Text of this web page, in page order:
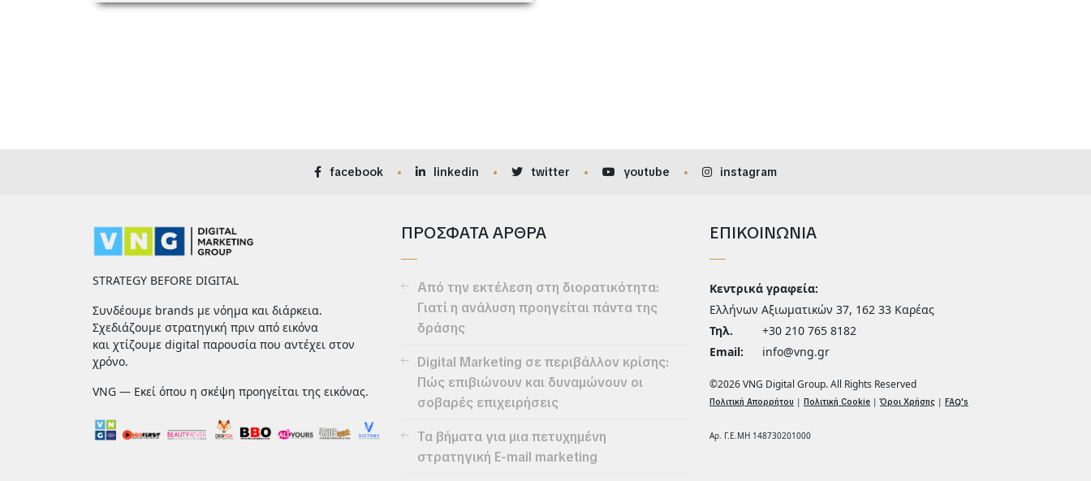
facebook linkedin twitter youtube instagram
STRATEGY BEFORE DIGITAL
Συνδέουμε brands με νόημα και διάρκεια.
Σχεδιάζουμε στρατηγική πριν από εικόνα
και χτίζουμε digital παρουσία που αντέχει στον
χρόνο.
VNG — Εκεί όπου η σκέψη προηγείται της εικόνας.
ΠΡΟΣΦΑΤΑ ΑΡΘΡΑ
Από την εκτέλεση στη διορατικότητα:
Γιατί η ανάλυση προηγείται πάντα της
δράσης
Digital Marketing σε περιβάλλον κρίσης:
Πώς επιβιώνουν και δυναμώνουν οι
σοβαρές επιχειρήσεις
Τα βήματα για μια πετυχημένη
στρατηγική E-mail marketing
ΕΠΙΚΟΙΝΩΝΙΑ
Κεντρικά γραφεία:
Ελλήνων Αξιωματικών 37, 162 33 Καρέας
Τηλ.
+30 210 765 8182
Email:
info@vng.gr
©2026VNG Digital Group. All Rights Reserved
Πολιτική Απορρήτου | Πολιτική Cookie |Όροι Χρήσης | FAQ's
Αρ. Γ.Ε.ΜΗ 148730201000